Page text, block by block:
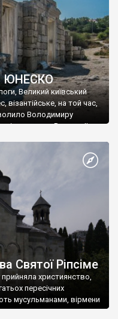
ЮНЕСКО
Великий київський
на той час,
Володимиру
імператору Василю ІІ, та
Василем-християнином.
Херсонесу Таврійського
Святої Ріпсіме
християнство,
пересічних
мусульманами, вірмени